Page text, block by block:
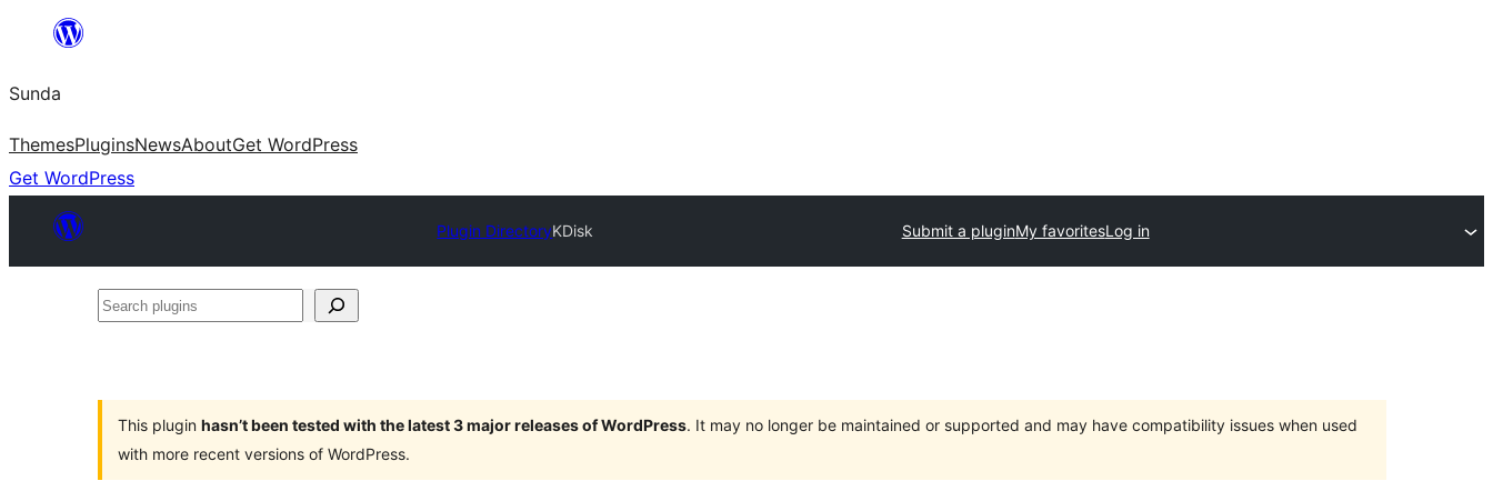
content
Sunda
ThemesPluginsNewsAboutGet WordPress
Get WordPress
Plugin DirectoryKDisk Submit a pluginMy favoritesLog in
Search
This plugin hasn’t been tested with the latest 3 major releases of WordPress. It may no longer be maintained or supported and may have compatibility issues when used
with more recent versions of WordPress.